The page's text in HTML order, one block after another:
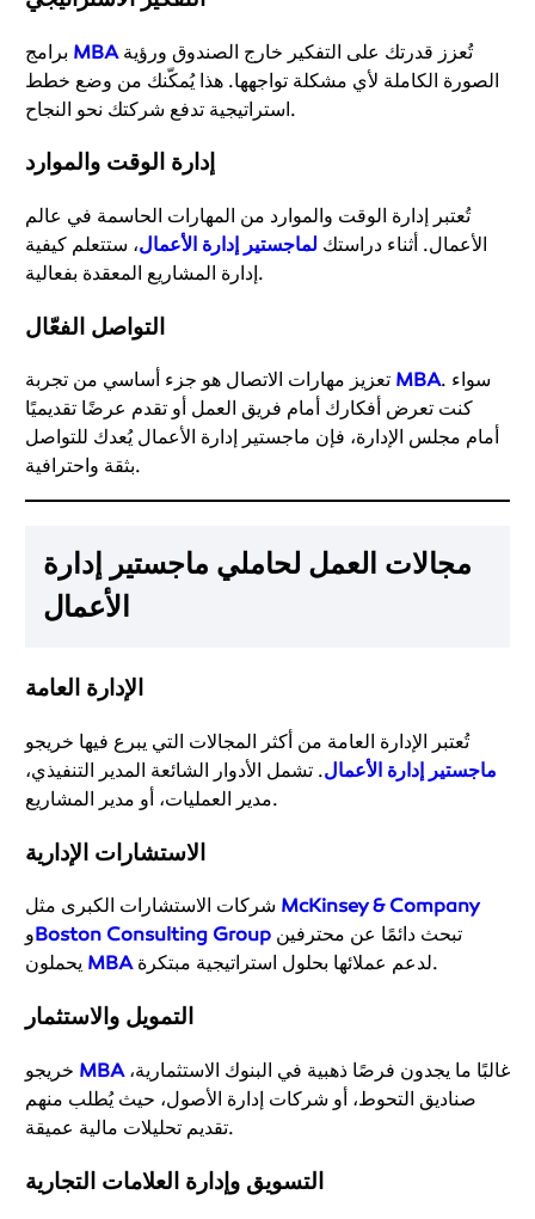
MBA
الصورة الكاملة لأي مشكلة تواجهها. هذا يُمكّنك من وضع خطط
استراتيجية تدفع شركتك نحو النجاح.
إدارة الوقت والموارد
تُعتبر إدارة الوقت والموارد من المهارات الحاسمة في عالم
الأعمال. أثناء دراستك لماجستير إدارة الأعمال، ستتعلم كيفية
إدارة المشاريع المعقدة بفعالية.
التواصل الفعّال
MBA. سواء
كنت تعرض أفكارك أمام فريق العمل أو تقدم عرضًا تقديميًا
أمام مجلس الإدارة، فإن ماجستير إدارة الأعمال يُعدك للتواصل
بثقة واحترافية.
مجالات العمل لحاملي ماجستير إدارة
الأعمال
الإدارة العامة
تُعتبر الإدارة العامة من أكثر المجالات التي يبرع فيها خريجو
ماجستير إدارة الأعمال. تشمل الأدوار الشائعة المدير التنفيذي،
مدير العمليات، أو مدير المشاريع.
الاستشارات الإدارية
شركات الاستشارات الكبرى مثل McKinsey & Company
وBoston Consulting Group تبحث دائمًا عن محترفين
MBA لدعم عملائها بحلول استراتيجية مبتكرة.
التمويل والاستثمار
MBA غالبًا ما يجدون فرصًا ذهبية في البنوك الاستثمارية،
صناديق التحوط، أو شركات إدارة الأصول، حيث يُطلب منهم
تقديم تحليلات مالية عميقة.
التسويق وإدارة العلامات التجارية